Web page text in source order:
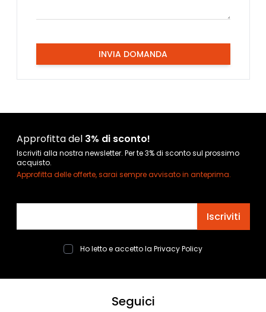
INVIA DOMANDA
Approfitta del 3% di sconto!
Iscriviti alla nostra newsletter. Per te 3% di sconto sul prossimo
acquisto.
Approfitta delle offerte, sarai sempre avvisato in anteprima.
Iscriviti
Ho letto e accetto la Privacy Policy
Seguici